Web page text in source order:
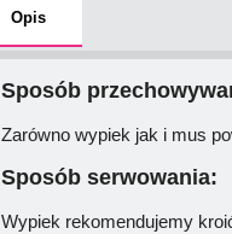
Opis
Sposób
Zarówno wypiek jak i mus
Sposób serwowania:
Wypiek rekomendujemy